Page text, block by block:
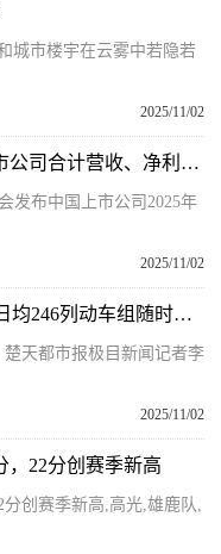
城市楼宇在云雾中若隐若
2025/11/02
精选！中上协：前三季度创业板上市公司合计营收、净利润增速均超10%
发布中国上市公司2025年
2025/11/02
热头条丨铁路“双11”运输启动 武铁日均246列动车组随时待发 你的快递正坐着高铁飞奔而来
天都市报极目新闻记者李
2025/11/02
，22分创赛季新高
创赛季新高,高光,雄鹿队,